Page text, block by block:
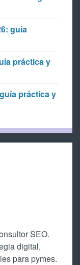
guía
práctica y
práctica y
SEO.
digital,
para pymes.